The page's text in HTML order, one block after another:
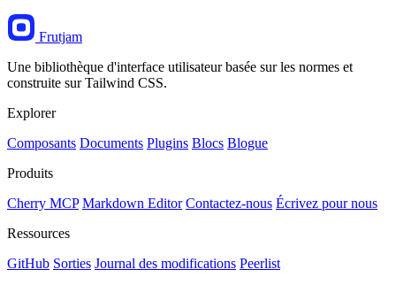
Frutjam
Une bibliothèque d'interface utilisateur basée sur les normes et
construite sur Tailwind CSS.
Explorer
Composants Documents Plugins Blocs Blogue
Produits
Cherry MCP Markdown Editor Contactez-nous Écrivez pour nous
Ressources
GitHub Sorties Journal des modifications Peerlist